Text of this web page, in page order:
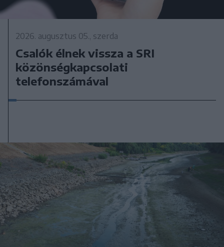
2026. augusztus 05., szerda
Csalók élnek vissza a SRI
közönségkapcsolati
telefonszámával